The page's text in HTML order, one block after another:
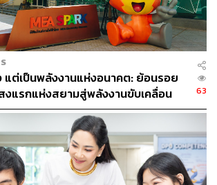
อนำมาดีไซน์การรักษาเฉพาะบุคคลต้อง
จ เข้าใจ ใส่ใจ และจริงใจ
แต่เป็นพลังงานแห่งอนาคต: ย้อนรอย
งแรกแห่งสยามสู่พลังงานขับเคลื่อน
63